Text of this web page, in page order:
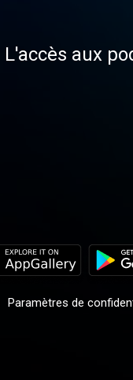
L'accès aux
Paramètres de